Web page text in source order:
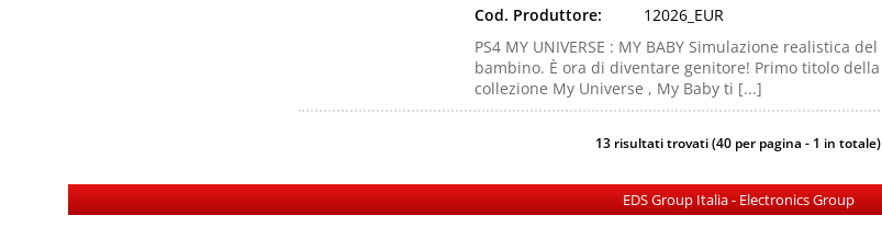
Cod. Produttore:
12026_EUR
PS4 MY UNIVERSE : MY BABY Simulazione realistica del
bambino. È ora di diventare genitore! Primo titolo della
collezione My Universe , My Baby ti [...]
13 risultati trovati (40 per pagina - 1 in totale)
EDS Group Italia - Electronics Group